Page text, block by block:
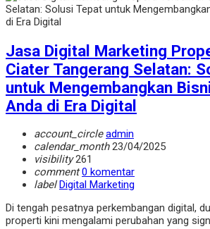
Jasa Digital Marketing
Ciater Tangerang Selatan:
untuk Mengembangkan
Anda di Era Digital
account_circle admin
calendar_month23/04/2025
visibility261
comment 0 komentar
label Digital Marketing
Di tengah pesatnya perkembangan digital,
properti kini mengalami perubahan yang